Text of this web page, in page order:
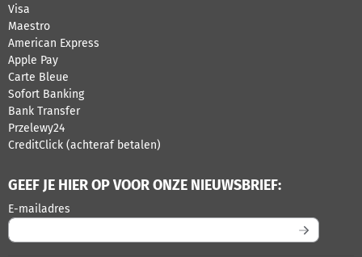
Visa
Maestro
American Express
Apple Pay
Carte Bleue
Sofort Banking
Bank Transfer
Przelewy24
CreditClick (achteraf betalen)
GEEF JE HIER OP VOOR ONZE NIEUWSBRIEF:
E-mailadres